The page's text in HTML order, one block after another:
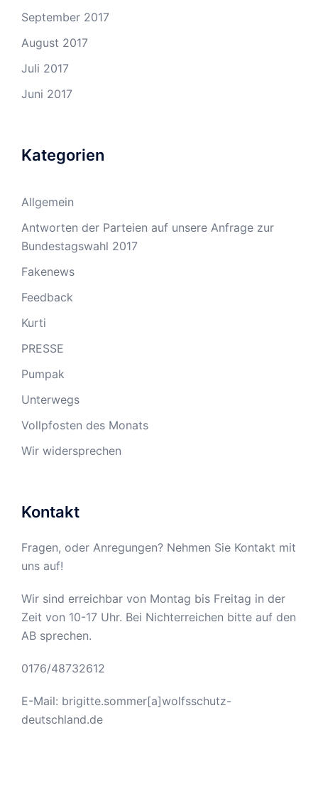
September 2017
August 2017
Juli 2017
Juni 2017
Kategorien
Allgemein
Antworten der Parteien auf unsere Anfrage zur
Bundestagswahl 2017
Fakenews
Feedback
Kurti
PRESSE
Pumpak
Unterwegs
Vollpfosten des Monats
Wir widersprechen
Kontakt
Fragen, oder Anregungen? Nehmen Sie Kontakt mit
uns auf!
Wir sind erreichbar von Montag bis Freitag in der
Zeit von 10-17 Uhr. Bei Nichterreichen bitte auf den
AB sprechen.
0176/48732612
E-Mail: brigitte.sommer[a]wolfsschutz-
deutschland.de